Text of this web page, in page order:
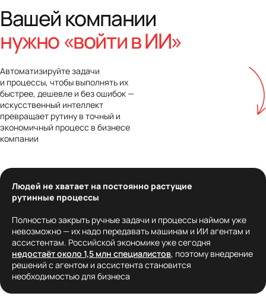
Вашей компании
нужно «войти в ИИ»
Автоматизируйте задачи
и процессы, чтобы выполнять их
быстрее, дешевле и без ошибок —
искусственный интеллект
превращает рутину в точный и
экономичный процесс в бизнесе
компании
Людей не хватает на постоянно растущие
рутинные процессы
Полностью закрыть ручные задачи и процессы наймом уже
невозможно — их надо передавать машинам и ИИ агентам и
ассистентам. Российской экономике уже сегодня
недостаёт около 1,5 млн специалистов, поэтому внедрение
решений с агентом и ассистента становится
необходимостью для бизнеса